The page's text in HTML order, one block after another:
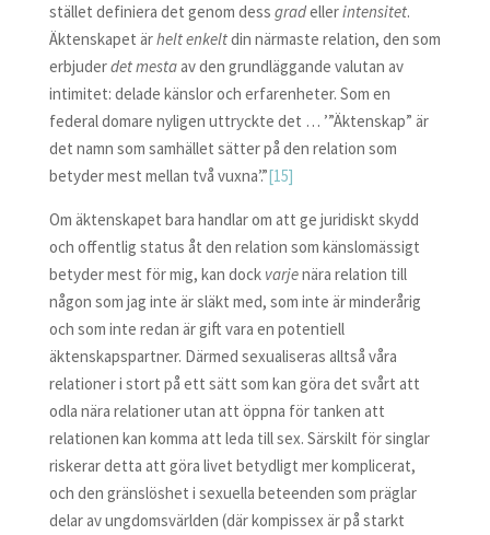
stället definiera det genom dess gradellerintensitet.
Äktenskapet ärhelt enkeltdin närmaste relation, den som
erbjuderdet mestaav den grundläggande valutan av
intimitet: delade känslor och erfarenheter. Som en
federal domare nyligen uttryckte det … ’”Äktenskap” är
det namn som samhället sätter på den relation som
betyder mest mellan två vuxna’.”[15]
Om äktenskapet bara handlar om att ge juridiskt skydd
och offentlig status åt den relation som känslomässigt
betyder mest för mig, kan dock varjenära relation till
någon som jag inte är släkt med, som inte är minderårig
och som inte redan är gift vara en potentiell
äktenskapspartner. Därmed sexualiseras alltså våra
relationer i stort på ett sätt som kan göra det svårt att
odla nära relationer utan att öppna för tanken att
relationen kan komma att leda till sex. Särskilt för singlar
riskerar detta att göra livet betydligt mer komplicerat,
och den gränslöshet i sexuella beteenden som präglar
delar av ungdomsvärlden (där kompissex är på starkt